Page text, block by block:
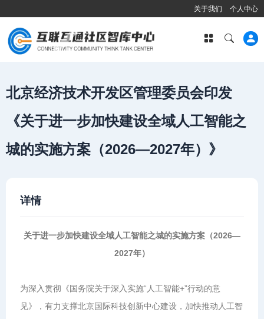
关于我们 个人中心
北京经济技术开发区管理委员会印发
《关于进一步加快建设全域人工智能之
城的实施方案（2026—2027年）》
详情
关于进一步加快建设全域人工智能之城的实施方案（2026—
2027年）
为深入贯彻《国务院关于深入实施“人工智能+”行动的意
见》，有力支撑北京国际科技创新中心建设，加快推动人工智